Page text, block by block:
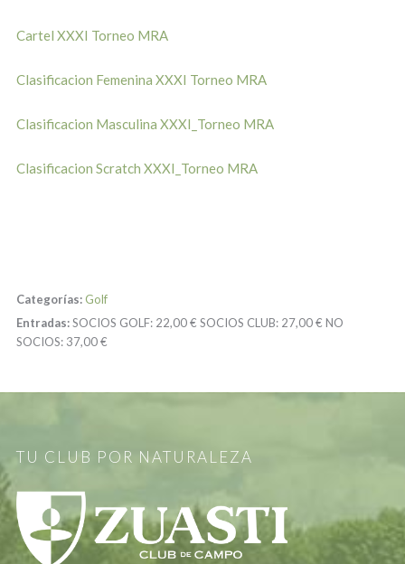
Cartel XXXI Torneo MRA
Clasificacion Femenina XXXI Torneo MRA
Clasificacion Masculina XXXI_Torneo MRA
Clasificacion Scratch XXXI_Torneo MRA
Categorías: Golf
Entradas:SOCIOS GOLF: 22,00 € SOCIOS CLUB: 27,00 € NO
SOCIOS: 37,00 €
TU CLUB POR NATURALEZA